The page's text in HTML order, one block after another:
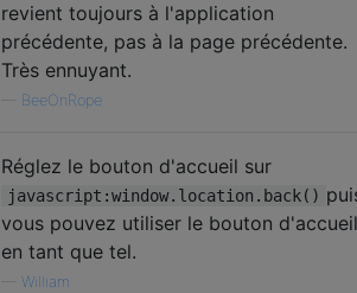
revient toujours à l'application
précédente, pas à la page précédente.
Très ennuyant.
BeeOnRope
Réglez le bouton d'accueil sur
javascript:window.location.back()
vous pouvez utiliser le bouton d'accueil
en tant que tel.
William